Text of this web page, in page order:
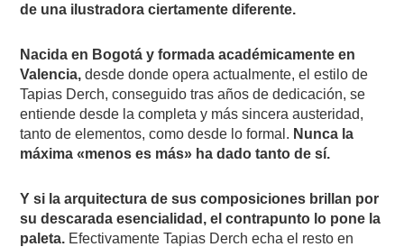
de una ilustradora ciertamente diferente.
Nacida en Bogotá y formada académicamente en
Valencia, desde donde opera actualmente, el estilo de
Tapias Derch, conseguido tras años de dedicación, se
entiende desde la completa y más sincera austeridad,
tanto de elementos, como desde lo formal. Nunca la
máxima «menos es más» ha dado tanto de sí.
Y si la arquitectura de sus composiciones brillan por
su descarada esencialidad, el contrapunto lo pone la
paleta. Efectivamente Tapias Derch echa el resto en